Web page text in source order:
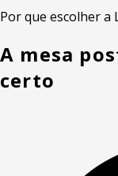
Por que escolher a
A mesa
certo